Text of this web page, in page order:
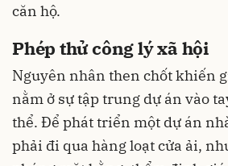
căn hộ.
Phép thử công lý xã hội
Nguyên nhân then chốt khiến
nằm ở sự tập trung dự án vào
thể. Để phát triển một dự án
phải đi qua hàng loạt cửa ải,